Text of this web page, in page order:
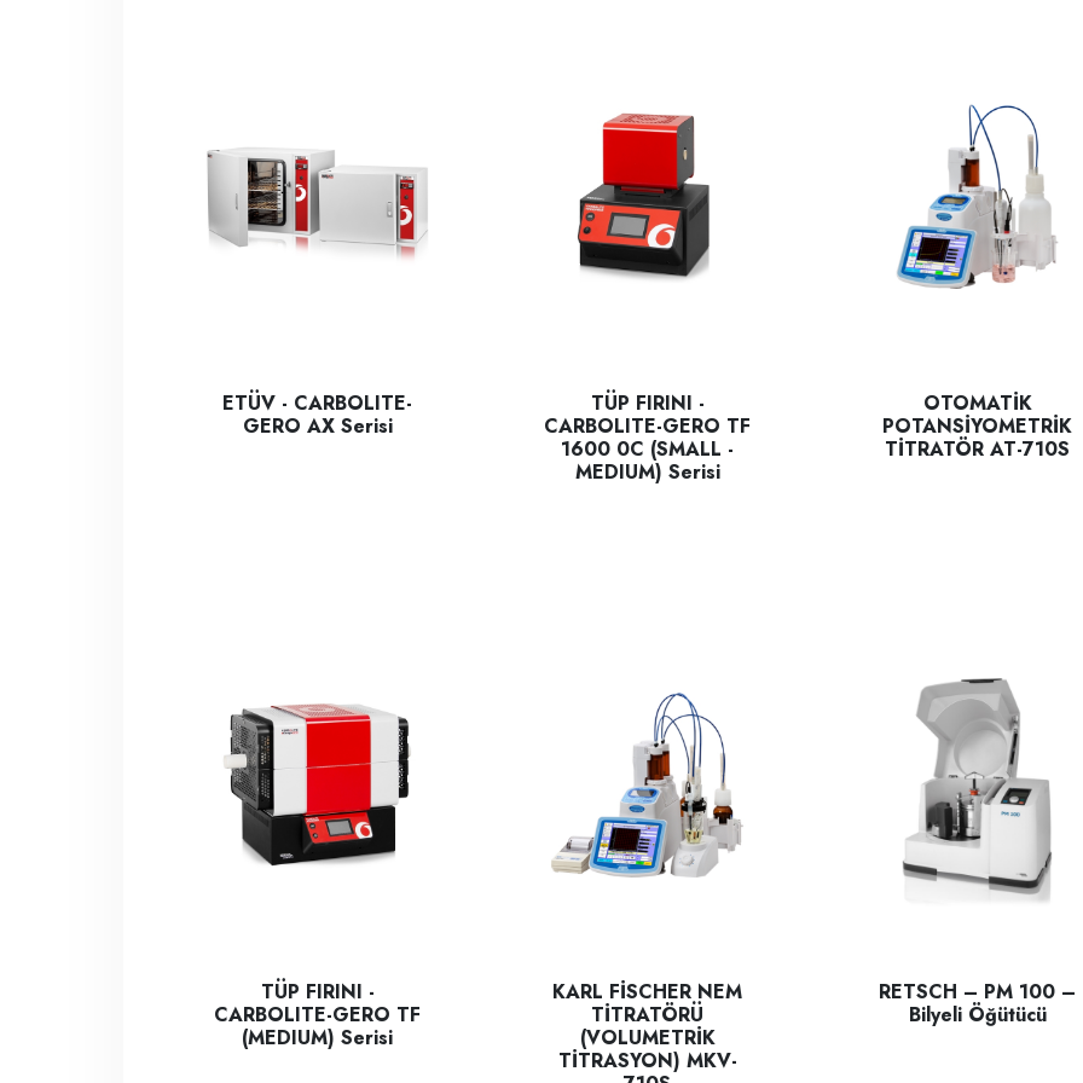
ETÜV - CARBOLITE-
GERO AX Serisi
250°C'lik CARBOLITE-GERO AX Model Laboratuvar Fırını, R38 dijital PID sıcaklık kontrol cihazına sahip
TÜP FIRINI -
CARBOLITE-GERO TF
1600 0C (SMALL -
MEDIUM) Serisi
OTOMATİK
POTANSİYOMETRİK
TİTRATÖR AT-710S
TÜP FIRINI -
CARBOLITE-GERO TF
(MEDIUM) Serisi
KARL FİSCHER NEM
TİTRATÖRÜ
(VOLUMETRİK
TİTRASYON) MKV-
RETSCH – PM 100 –
Bilyeli Öğütücü